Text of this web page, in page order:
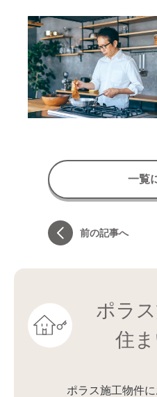
前の記事へ
一覧
ポラ
住
ポラス施工物件に